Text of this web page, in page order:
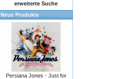
erweiterte Suche
Neue Produkte
Persiana Jones - Just for